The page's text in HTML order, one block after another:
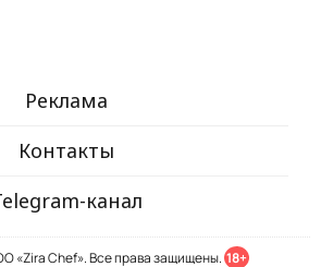
Реклама
Контакты
канал
«Zira Chef». Все права защищены. 18+